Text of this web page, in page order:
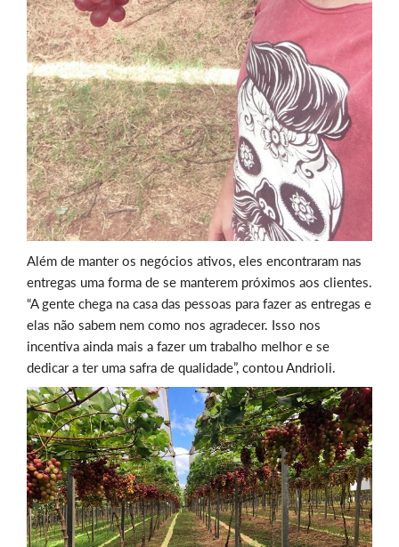
Além de manter os negócios ativos, eles encontraram nas
entregas uma forma de se manterem próximos aos clientes.
“A gente chega na casa das pessoas para fazer as entregas e
elas não sabem nem como nos agradecer. Isso nos
incentiva ainda mais a fazer um trabalho melhor e se
dedicar a ter uma safra de qualidade”, contou Andrioli.